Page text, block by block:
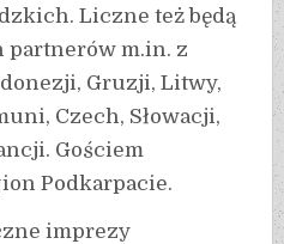
Liczne też będą
partnerów m.in. z
Gruzji, Litwy,
Czech, Słowacji,
Gościem
Podkarpacie.
imprezy